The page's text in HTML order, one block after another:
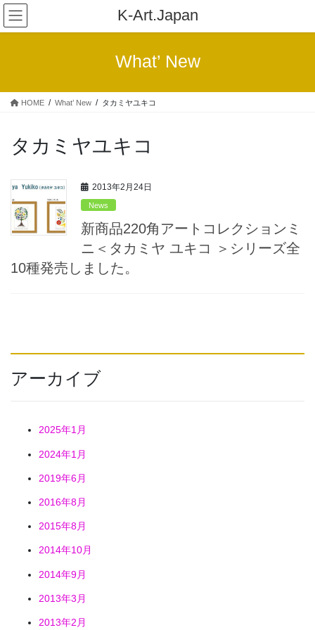
コ
ン
テ
ス
ナ
ビ
ゲ
ン
K-Art.Japan
What’ New
HOME What’ New タカミヤユキコ
タカミヤユキコ
2013年2月24日
News
新商品220角アートコレクションミ
ニ＜タカミヤ ユキコ ＞シリーズ全
10種発売しました。
アーカイブ
2025年1月
2024年1月
2019年6月
2016年8月
2015年8月
2014年10月
2014年9月
2013年3月
2013年2月